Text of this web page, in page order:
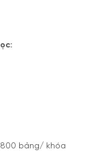
bảng/ khóa